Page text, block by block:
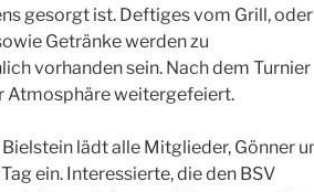
gesorgt ist. Deftiges vom Grill, oder
Getränke werden zu
vorhanden sein. Nach dem Turnier
Atmosphäre weitergefeiert.
lädt alle Mitglieder, Gönner
ein. Interessierte, die den BSV